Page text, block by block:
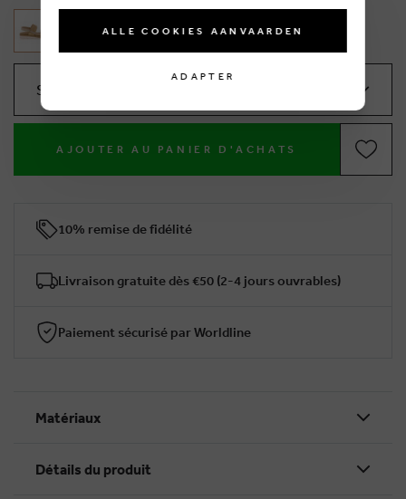
Sélectionnez votre taille
AJOUTER AU PANIER D'ACHATS
10% remise de fidélité
Livraison gratuite dès €50 (2-4 jours ouvrables)
Paiement sécurisé par Worldline
Matériaux
Détails du produit
ALLE COOKIES AANVAARDEN
ADAPTER